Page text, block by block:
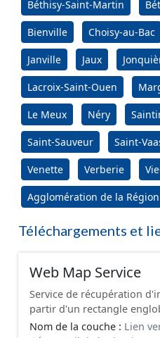
Béthisy-Saint-Martin
Bienville Choisy-au-Bac
Janville Jaux
Lacroix-Saint-Ouen
Le Meux Néry
Saint-Sauveur Saint-
Venette Verberie
Agglomération de la
Téléchargements et
Web Map Service
Service de récupération
partir d'un rectangle
Nom de la couche : Lien